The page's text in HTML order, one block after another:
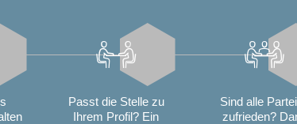
Passt die Stelle zu
Ihrem Profil? Ein
Sind alle
zufrieden?